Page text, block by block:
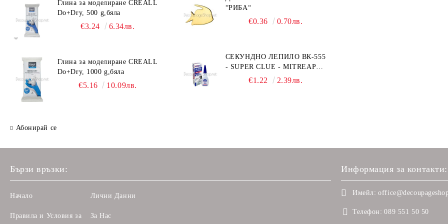
Глина за моделиране CREALL
Do+Dry, 500 g,бяла
€3.24 6.34лв.
Глина за моделиране CREALL
Do+Dry, 1000 g,бяла
€5.16 10.09лв.
Абонирай се
“РИБА“
€0.36 0.70лв.
СЕКУНДНО ЛЕПИЛО ВК-555
- SUPER CLUE - MITREAPEL
€1.22 2.39лв.
Бързи връзки:
Начало
Правила и Условия за
Лични Данни
За Нас
Информация за контакти:
Имейл:
Телефон: 089 551 50 50